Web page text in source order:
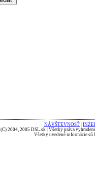
NÁVŠTEVNOSŤ
(C) 2004, 2005 DSL.sk | Všetky práva
Všetky uvedené informácie sú